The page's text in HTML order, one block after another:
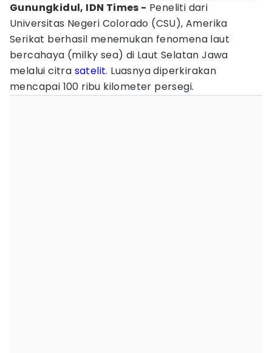
Gunungkidul, IDN Times - Peneliti dari
Universitas Negeri Colorado (CSU), Amerika
Serikat berhasil menemukan ‎fenomena laut
bercahaya (milky sea) di Laut Selatan Jawa
melalui citra satelit. Luasnya diperkirakan
mencapai 100 ribu kilometer persegi.